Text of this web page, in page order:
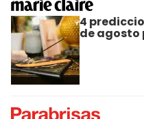
4
de agosto